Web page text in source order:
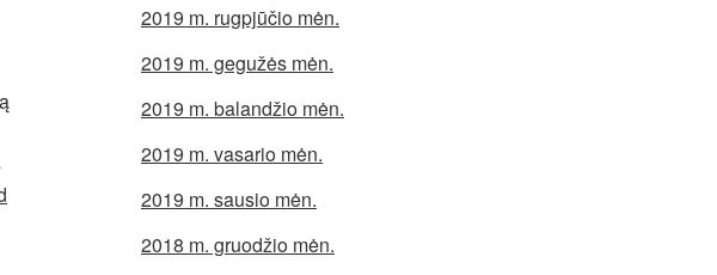
2019 m. rugpjūčio mėn.
2019 m. gegužės mėn.
2019 m. balandžio mėn.
2019 m. vasario mėn.
2019 m. sausio mėn.
2018 m. gruodžio mėn.